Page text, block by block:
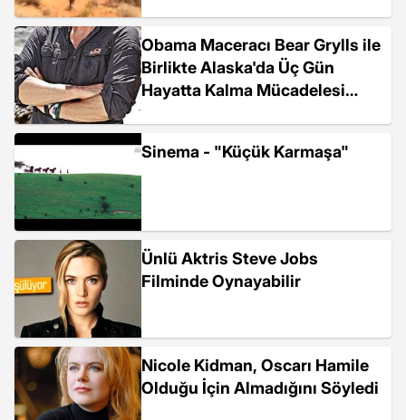
Obama Maceracı Bear Grylls ile
Birlikte Alaska'da Üç Gün
Hayatta Kalma Mücadelesi
Sinema - "Küçük Karmaşa"
Ünlü Aktris Steve Jobs
Filminde Oynayabilir
Nicole Kidman, Oscarı Hamile
Olduğu İçin Almadığını Söyledi